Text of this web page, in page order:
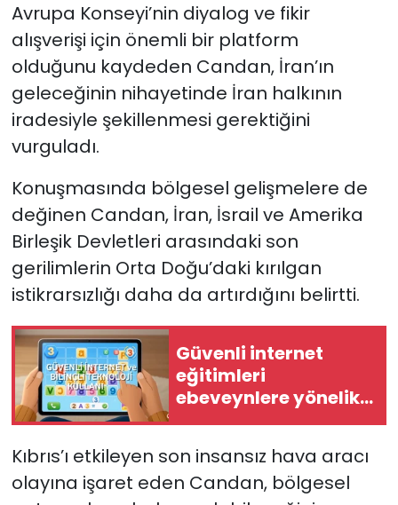
Avrupa Konseyi’nin diyalog ve fikir
alışverişi için önemli bir platform
olduğunu kaydeden Candan, İran’ın
geleceğinin nihayetinde İran halkının
iradesiyle şekillenmesi gerektiğini
vurguladı.
Konuşmasında bölgesel gelişmelere de
değinen Candan, İran, İsrail ve Amerika
Birleşik Devletleri arasındaki son
gerilimlerin Orta Doğu’daki kırılgan
istikrarsızlığı daha da artırdığını belirtti.
Güvenli internet
eğitimleri
ebeveynlere yönelik
olarak BRT ve Telsim
başladı
Kıbrıs’ı etkileyen son insansız hava aracı
olayına işaret eden Candan, bölgesel